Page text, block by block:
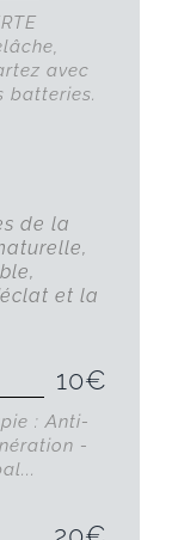
avec
batteries.
de la
et la
10€
: Anti-
-